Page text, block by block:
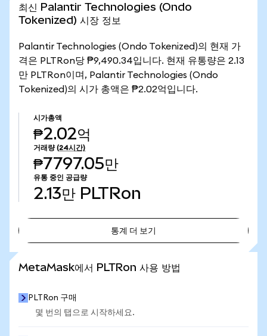
최신 Palantir Technologies (Ondo
Tokenized) 시장 정보
Palantir Technologies (Ondo Tokenized)의 현재 가
격은 PLTRon당 ₱9,490.34입니다. 현재 유통량은 2.13
만 PLTRon이며, Palantir Technologies (Ondo
Tokenized)의 시가 총액은 ₱2.02억입니다.
시가총액
₱2.02억
거래량 (24시간)
₱7797.05만
유통 중인 공급량
2.13만 PLTRon
통계 더 보기
MetaMask에서 PLTRon 사용 방법
PLTRon 구매
몇 번의 탭으로 시작하세요.